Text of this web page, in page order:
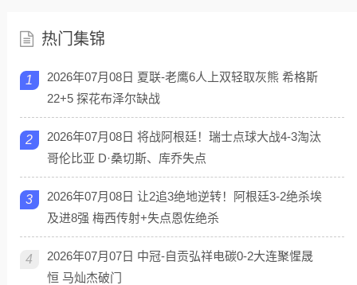
热门集锦
1
2026年07月08日 夏联-老鹰6人上双轻取灰熊 希格斯
22+5 探花布泽尔缺战
2
2026年07月08日 将战阿根廷！瑞士点球大战4-3淘汰
哥伦比亚 D·桑切斯、库乔失点
3
2026年07月08日 让2追3绝地逆转！阿根廷3-2绝杀埃
及进8强 梅西传射+失点恩佐绝杀
4
2026年07月07日 中冠-自贡弘祥电碳0-2大连聚惺晟
恒 马灿杰破门